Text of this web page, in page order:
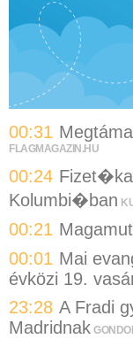
00:31
FLAGMAGAZIN.HU
00:24
Kolumbi�ban
00:21
00:01 Mai
évközi 19.
23:28 A Fradi
Madridnak